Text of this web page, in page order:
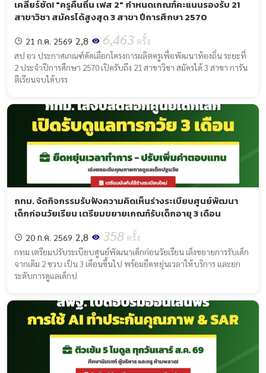
เคลียร์ชัด! "ครูคืนถิ่น เฟส 2" กำหนดเกณฑ์คะแนนรองรับ 21
สาขาวิชา สมัครได้สูงสุด 3 สาขา ปีการศึกษา 2570
21 ก.ค. 2569 2,8 6,463 ครั้ง
สป อว ประกาศเกณฑ์คัดเลือกโครงการผลิตครูเพื่อพัฒนาท้องถิ่น ระยะที่
2 ประจำปีการศึกษา 2570 เปิดรับถึง 21 สาขาวิชา สมัครได้ 3 สาขา การัน
ตีเรียนจบได้บรร
กทม. จัดกิจกรรมรับฟังความคิดเห็นร่างระเบียบศูนย์พัฒนา
เด็กก่อนวัยเรียน เตรียมขยายเกณฑ์รับเด็กอายุ 3 เดือน
20 ก.ค. 2569 2,8 358 ครั้ง
กทม เตรียมปรับระเบียบศูนย์พัฒนาเด็กก่อนวัยเรียน เล็งขยายการรับเด็ก
จากเดิม 2 ขวบ เป็น 3 เดือนขึ้นไป พร้อมยืดหยุ่นเวลาให้บริการ และยก
ระดับการดูแลเด็กป